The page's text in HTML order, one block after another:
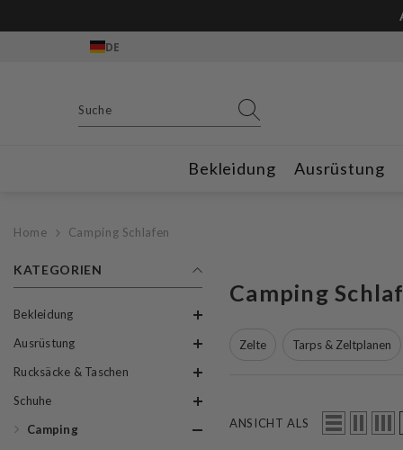
DE
Bekleidung Ausrüstung
Home Camping Schlafen
KATEGORIEN
Bekleidung
Ausrüstung
Rucksäcke & Taschen
Schuhe
Camping
Camping
Zelte Tarps & Zeltplanen
ANSICHT ALS